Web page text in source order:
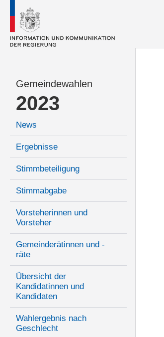
Gemeindewahlen
2023
News
Ergebnisse
Stimmbeteiligung
Stimmabgabe
Vorsteherinnen und
Vorsteher
Gemeinderätinnen und -
räte
Übersicht der
Kandidatinnen und
Kandidaten
Wahlergebnis nach
Geschlecht